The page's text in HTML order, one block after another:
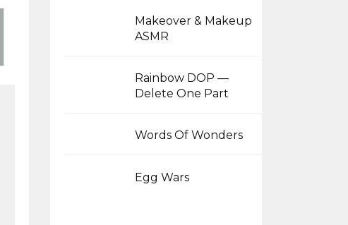
Makeover & Makeup
ASMR
Rainbow DOP —
Delete One Part
Words Of Wonders
Egg Wars